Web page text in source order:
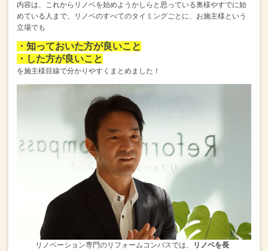
内容は、これからリノベを始めようかしらと思っている奥様やすでに始
めている人まで、
リノベのすべてのタイミングごとに、 お施主様という
立場でも
・知っておいた方が良いこと
・した方が良いこと
を施主様目線で分かりやすくまとめました！
リノベーション専門のリフォームコンパスでは、
リノベを長